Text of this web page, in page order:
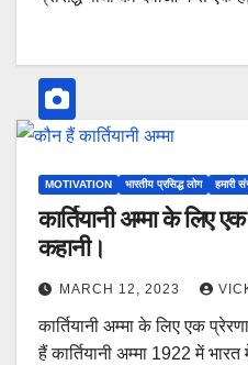
MOTIVATION भारतीय प्रसिद्ध लोग हमारी
कार्तियानी अम्मा के लिए
कहानी।
MARCH 12, 2023
कार्तियानी अम्मा के लिए एक
हैं कार्तियानी अम्मा 1922 में भारत